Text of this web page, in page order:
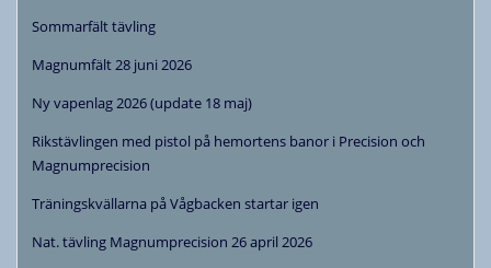
Sommarfält tävling
Magnumfält 28 juni 2026
Ny vapenlag 2026 (update 18 maj)
Rikstävlingen med pistol på hemortens banor i Precision och
Magnumprecision
Träningskvällarna på Vågbacken startar igen
Nat. tävling Magnumprecision 26 april 2026